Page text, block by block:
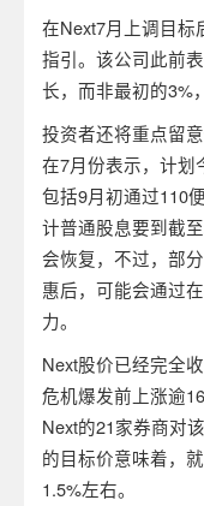
在Next7月上调目标
指引。该公司此前
长，而非最初的3%
投资者还将重点留
在7月份表示，计划
包括9月初通过110
计普通股息要到截
会恢复，不过，部
惠后，可能会通过
力。
Next股价已经完全
危机爆发前上涨逾
Next的21家券商对
的目标价意味着，
1.5%左右。